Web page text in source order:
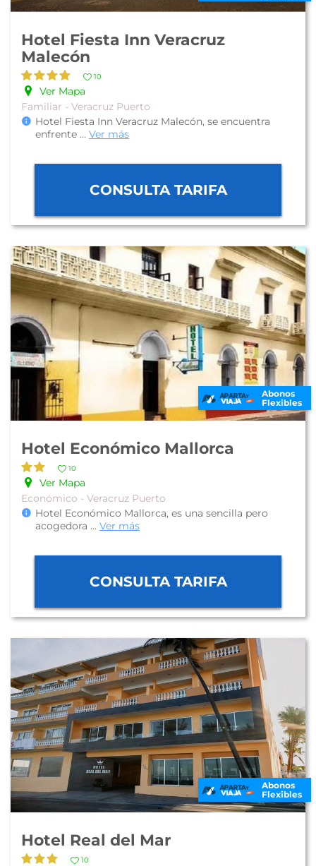
Hotel Fiesta Inn Veracruz
Malecón
10
Ver Mapa
Familiar - Veracruz Puerto
Hotel Fiesta Inn Veracruz Malecón, se encuentra
enfrente ... Ver más
CONSULTA TARIFA
Abonos
Flexibles
Hotel Económico Mallorca
10
Ver Mapa
Económico - Veracruz Puerto
Hotel Económico Mallorca, es una sencilla pero
acogedora ... Ver más
CONSULTA TARIFA
Abonos
Flexibles
Hotel Real del Mar
10